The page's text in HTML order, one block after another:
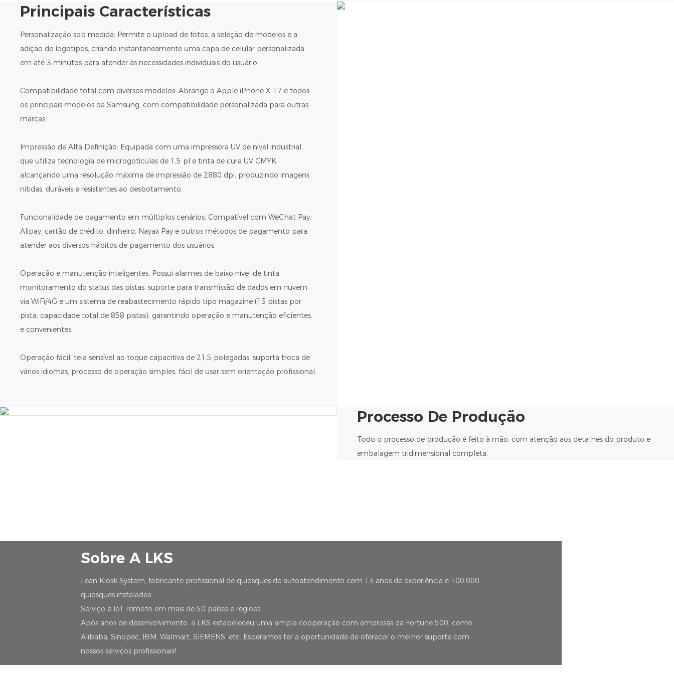
Principais Características
Personalização sob medida: Permite o upload de fotos, a seleção de modelos e a
adição de logotipos, criando instantaneamente uma capa de celular personalizada
em até 3 minutos para atender às necessidades individuais do usuário.
Compatibilidade total com diversos modelos: Abrange o Apple iPhone X-17 e todos
os principais modelos da Samsung, com compatibilidade personalizada para outras
marcas.
Impressão de Alta Definição: Equipada com uma impressora UV de nível industrial,
que utiliza tecnologia de microgotículas de 1,5 pl e tinta de cura UV CMYK,
alcançando uma resolução máxima de impressão de 2880 dpi, produzindo imagens
nítidas, duráveis ​​e resistentes ao desbotamento.
Funcionalidade de pagamento em múltiplos cenários: Compatível com WeChat Pay,
Alipay, cartão de crédito, dinheiro, Nayax Pay e outros métodos de pagamento para
atender aos diversos hábitos de pagamento dos usuários.
Operação e manutenção inteligentes: Possui alarmes de baixo nível de tinta,
monitoramento do status das pistas, suporte para transmissão de dados em nuvem
via WiFi/4G e um sistema de reabastecimento rápido tipo magazine (13 pistas por
pista, capacidade total de 858 pistas), garantindo operação e manutenção eficientes
e convenientes.
Operação fácil: tela sensível ao toque capacitiva de 21,5 polegadas, suporta troca de
vários idiomas, processo de operação simples, fácil de usar sem orientação profissional.
Processo De Produção
Todo o processo de produção é feito à mão, com atenção aos detalhes do produto e
embalagem tridimensional completa.
Sobre A LKS
Lean Kiosk System, fabricante profissional de quiosques de autoatendimento com 13 anos de experiência e 100.000
quiosques instalados.
Serviço e IoT remoto em mais de 50 países e regiões.
Após anos de desenvolvimento, a LKS estabeleceu uma ampla cooperação com empresas da Fortune 500, como
Alibaba, Sinopec, IBM, Walmart, SIEMENS, etc. Esperamos ter a oportunidade de oferecer o melhor suporte com
nossos serviços profissionais!